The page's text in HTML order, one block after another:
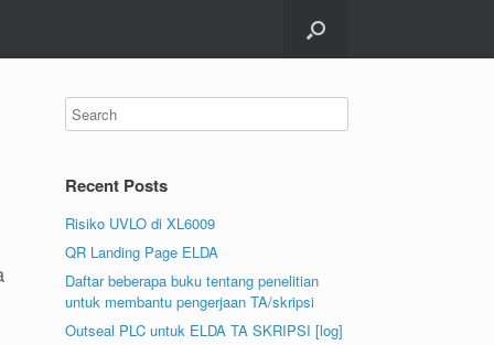
Recent Posts
Risiko UVLO di XL6009
QR Landing Page ELDA
Daftar beberapa buku tentang penelitian
untuk membantu pengerjaan TA/skripsi
Outseal PLC untuk ELDA TA SKRIPSI [log]